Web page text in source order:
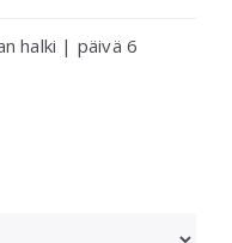
halki | päivä 6